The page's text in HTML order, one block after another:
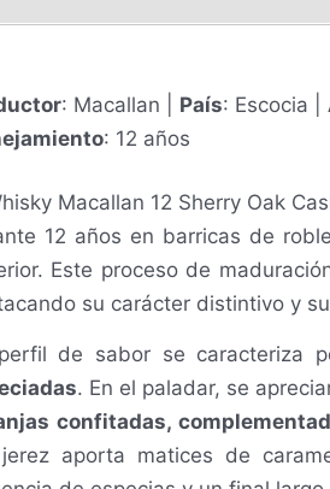
: Macallan | País: Escocia |
: 12 años
Macallan 12 Sherry Oak
12 años en barricas de
Este proceso de
su carácter distintivo y
de sabor se caracteriza
. En el paladar, se
confitadas,
aporta matices de